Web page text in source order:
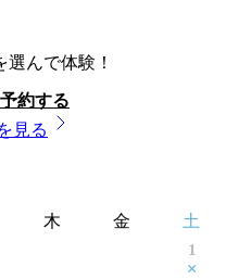
んで体験！
約する
見る
木 金 土
1
×